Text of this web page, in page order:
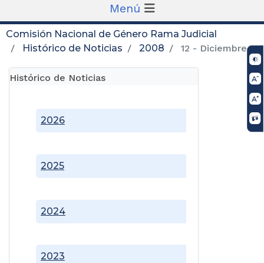
Menú
Comisión Nacional de Género Rama Judicial
Histórico de Noticias
2008 12 - Diciembre
Histórico de Noticias
2023
2024
2025
2026